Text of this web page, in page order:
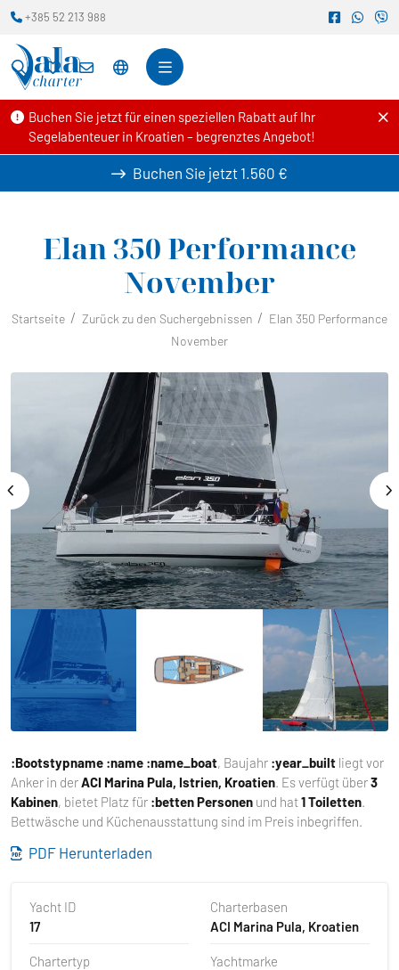
Buchen Sie jetzt für einen speziellen Rabatt auf Ihr
Segelabenteuer in Kroatien – begrenztes Angebot!
+385 52 213 988
Buchen Sie jetzt 1.560 €
Elan 350 Performance
November
Startseite Zurück zu den Suchergebnissen
Elan 350 Performance
November
:Bootstypname :name :name_boat, Baujahr :year_built liegt vor
Anker in derACI Marina Pula, Istrien, Kroatien. Es verfügt über3
Kabinen, bietet Platz für :betten Personen und hat1 Toiletten.
Bettwäsche und Küchenausstattung sind im Preis inbegriffen.
PDF Herunterladen
Yacht ID
17
Charterbasen
ACI Marina Pula, Kroatien
Chartertyp
Yachtmarke